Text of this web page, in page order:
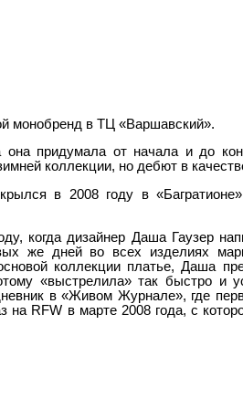
монобренд в ТЦ «Варшавский».
она придумала от начала и до
коллекции, но дебют в
в 2008 году в
когда дизайнер Даша Гаузер
же дней во всех изделиях
коллекции платье, Даша
«выстрелила» так быстро и
в «Живом Журнале», где
RFW в марте 2008 года, с